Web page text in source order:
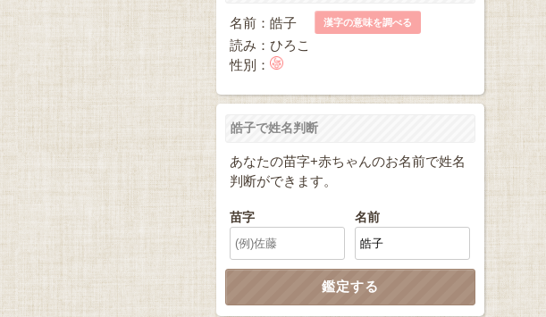
名前：皓子 漢字の意味を調べる
読み：ひろこ
性別：
皓子で姓名判断
あなたの苗字+赤ちゃんのお名前で姓名
判断ができます。
苗字 名前